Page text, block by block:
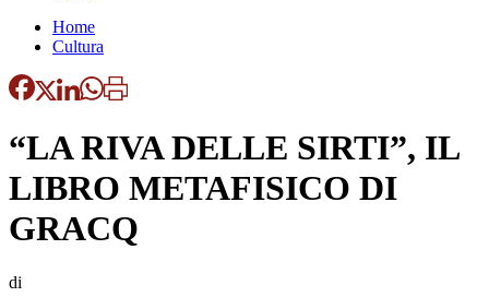
Home
Cultura
“LA RIVA DELLE SIRTI”, IL
LIBRO METAFISICO DI
GRACQ
di